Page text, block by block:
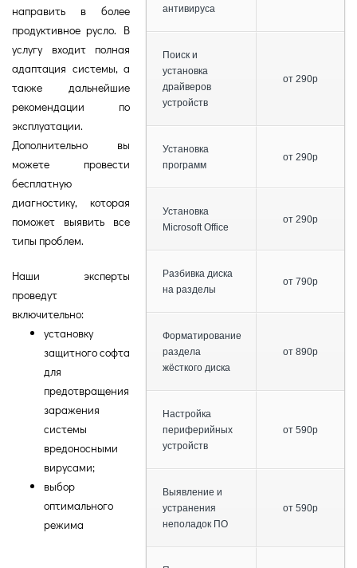
антивируса
Поиск и
установка
драйверов
устройств
от 290р
Установка
программ
от 290р
Установка
Microsoft Office
от 290р
Разбивка диска
на разделы
от 790р
Форматирование
раздела
жёсткого диска
от 890р
Настройка
периферийных
устройств
от 590р
Выявление и
устранения
неполадок ПО
от 590р
направить в более
продуктивное русло. В
услугу входит полная
адаптация системы, а
также дальнейшие
рекомендации по
эксплуатации.
Дополнительно вы
можете провести
бесплатную
диагностику, которая
поможет выявить все
типы проблем.
Наши эксперты
проведут
включительно:
установку
защитного софта
для
предотвращения
заражения
системы
вредоносными
вирусами;
выбор
оптимального
режима